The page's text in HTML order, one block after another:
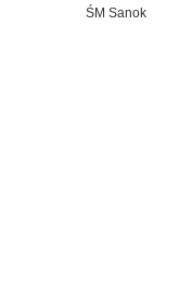
ŚM Sanok